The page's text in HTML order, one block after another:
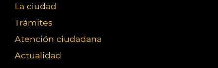
La ciudad
Trámites
Atención ciudadana
Actualidad